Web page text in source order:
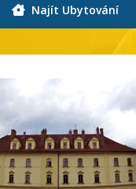
Najít Ubytování